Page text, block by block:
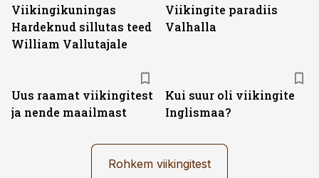
Viikingikuningas
Hardeknud sillutas teed
William Vallutajale
Viikingite paradiis
Valhalla
Uus raamat viikingitest
ja nende maailmast
Kui suur oli viikingite
Inglismaa?
Rohkem viikingitest